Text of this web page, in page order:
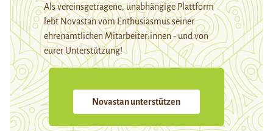
Als vereinsgetragene, unabhängige Plattform
lebt Novastan vom Enthusiasmus seiner
ehrenamtlichen Mitarbeiter:innen - und von
eurer Unterstützung!
Novastan unterstützen